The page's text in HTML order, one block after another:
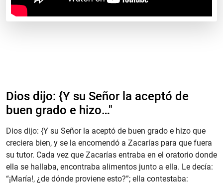
Dios dijo: {Y su Señor la aceptó de
buen grado e hizo…"
Dios dijo: {Y su Señor la aceptó de buen grado e hizo que
creciera bien, y se la encomendó a Zacarías para que fuera
su tutor. Cada vez que Zacarías entraba en el oratorio donde
ella se hallaba, encontraba alimentos junto a ella. Le decía:
“¡María!, ¿de dónde proviene esto?”; ella contestaba: